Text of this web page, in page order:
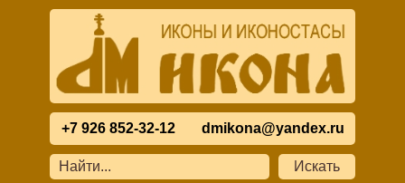
+7 926 852-32-12 dmikona@yandex.ru